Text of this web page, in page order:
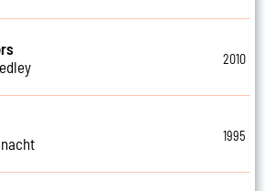
2010
1995